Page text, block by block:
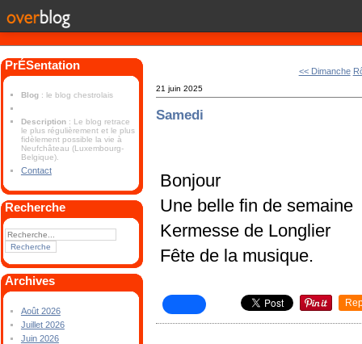
PrÉSentation
Blog : le blog chestrolais
Description : Le blog retrace
le plus régulièrement et le plus
fidèlement possible la vie à
Neufchâteau (Luxembourg-
Belgique).
Contact
Recherche
Archives
Août 2026
Juillet 2026
Juin 2026
<< Dimanche
21 juin 2025
Samedi
Bonjour
Une belle fin de semaine
Kermesse de Longlier
Fête de la musique.